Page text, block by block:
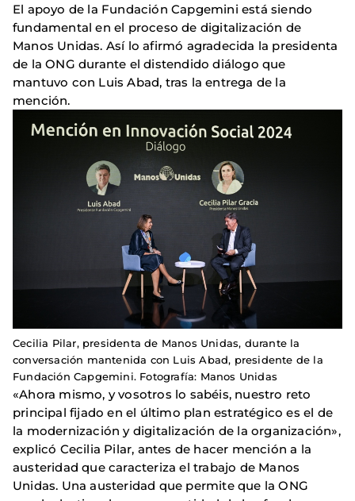
El apoyo de la Fundación Capgemini está siendo
fundamental en el proceso de digitalización de
Manos Unidas. Así lo afirmó agradecida la presidenta
de la ONG durante el distendido diálogo que
mantuvo con Luis Abad, tras la entrega de la
mención.
Cecilia Pilar, presidenta de Manos Unidas, durante la
conversación mantenida con Luis Abad, presidente de la
Fundación Capgemini. Fotografía: Manos Unidas
«Ahora mismo, y vosotros lo sabéis, nuestro reto
principal fijado en el último plan estratégico es el de
la modernización y digitalización de la organización»,
explicó Cecilia Pilar, antes de hacer mención a la
austeridad que caracteriza el trabajo de Manos
Unidas. Una austeridad que permite que la ONG